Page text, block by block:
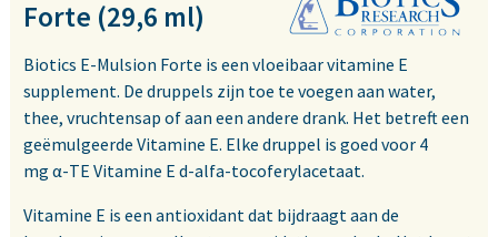
Forte (29,6 ml)
Biotics E-Mulsion Forte is een vloeibaar vitamine E
supplement. De druppels zijn toe te voegen aan water,
thee, vruchtensap of aan een andere drank. Het betreft een
geëmulgeerde Vitamine E. Elke druppel is goed voor 4
mg α-TE Vitamine E d-alfa-tocoferylacetaat.
Vitamine E is een antioxidant dat bijdraagt aan de